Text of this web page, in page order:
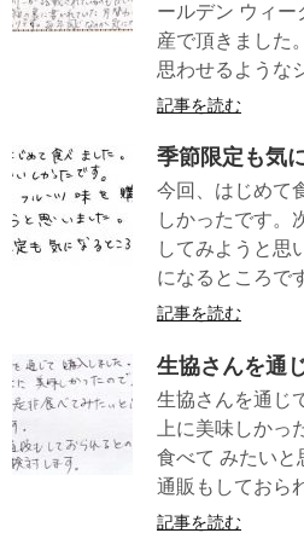
ールデン ウィー
産で頂きました
思わせるような
記事を読む
季節限定も気
今回、はじめて
しかったです。
してみようと思
になると
記事を読む
生協さんを通
生協さんを通じ
上に美味しか
食べて みたいと
通販もしておら
記事を読む